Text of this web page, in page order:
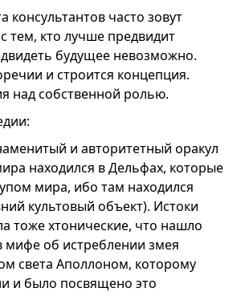
консультантов часто зовут
тем, кто лучше предвидит
будущее невозможно.
и строится концепция.
над собственной ролью.
и авторитетный оракул
находился в Дельфах, которые
мира, ибо там находился
культовый объект). Истоки
тоже хтонические, что нашло
мифе об истреблении змея
света Аполлоном, которому
и было посвящено это